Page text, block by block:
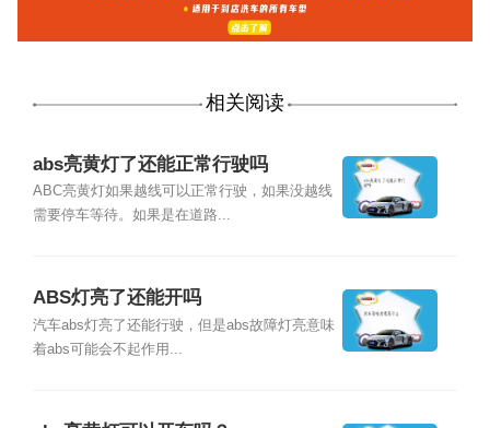
相关阅读
abs亮黄灯了还能正常行驶吗
ABC亮黄灯如果越线可以正常行驶，如果没越线
需要停车等待。如果是在道路...
ABS灯亮了还能开吗
汽车abs灯亮了还能行驶，但是abs故障灯亮意味
着abs可能会不起作用...